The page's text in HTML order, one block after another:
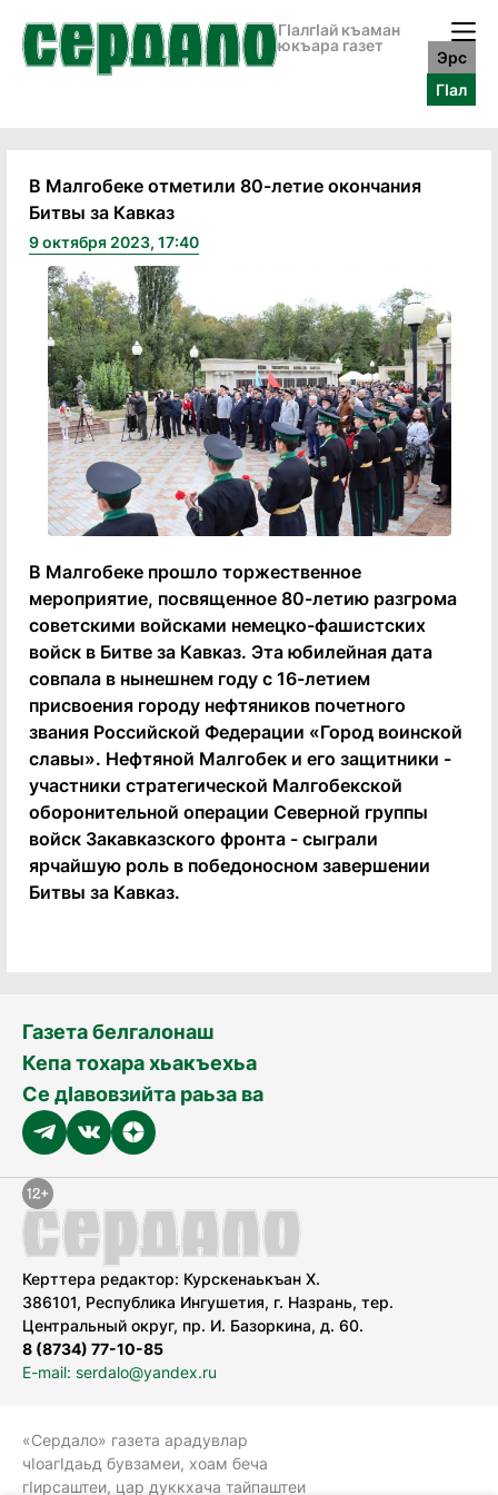
ГӀалгӀай къаман
юкъара газет
Эрс
ГӀал
В Малгобеке отметили 80-летие окончания
Битвы за Кавказ
9 октября 2023, 17:40
В Малгобеке прошло торжественное
мероприятие, посвященное 80-летию разгрома
советскими войсками немецко-фашистских
войск в Битве за Кавказ. Эта юбилейная дата
совпала в нынешнем году с 16-летием
присвоения городу нефтяников почетного
звания Российской Федерации «Город воинской
славы». Нефтяной Малгобек и его защитники -
участники стратегической Малгобекской
оборонительной операции Северной группы
войск Закавказского фронта - сыграли
ярчайшую роль в победоносном завершении
Битвы за Кавказ.
Газета белгалонаш
Кепа тохара хьакъехьа
Се дӀавовзийта раьза ва
Керттера редактор: Курскенаькъан Х.
386101, Республика Ингушетия, г. Назрань, тер.
Центральный округ, пр. И. Базоркина, д. 60.
8 (8734) 77-10-85
E-mail: serdalo@yandex.ru
«Сердало» газета арадувлар
чIоагIдаьд бувзамеи, хоам беча
гIирсаштеи, цар дуккхача тайпаштеи